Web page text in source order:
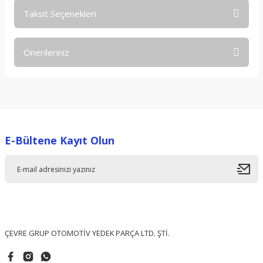
Taksit Seçenekleri
Önerileriniz
Ürün resmi kalitesiz, bozuk veya görüntülenemiyor.
E-Bültene Kayıt Olun
ÇEVRE GRUP OTOMOTİV YEDEK PARÇA LTD. ŞTİ.